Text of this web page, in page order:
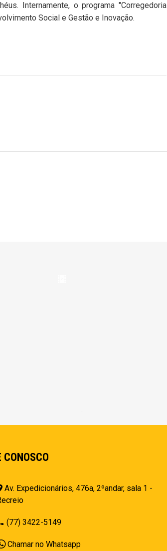
Internamente, o programa "Corregedoria
Social e Gestão e Inovação.
CONOSCO
Av. Expedicionários, 476a, 2ºandar, sala 1 -
(77) 3422-5149
Chamar no Whatsapp